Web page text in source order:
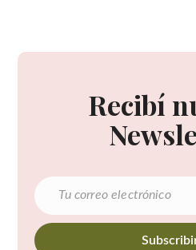
Recibí